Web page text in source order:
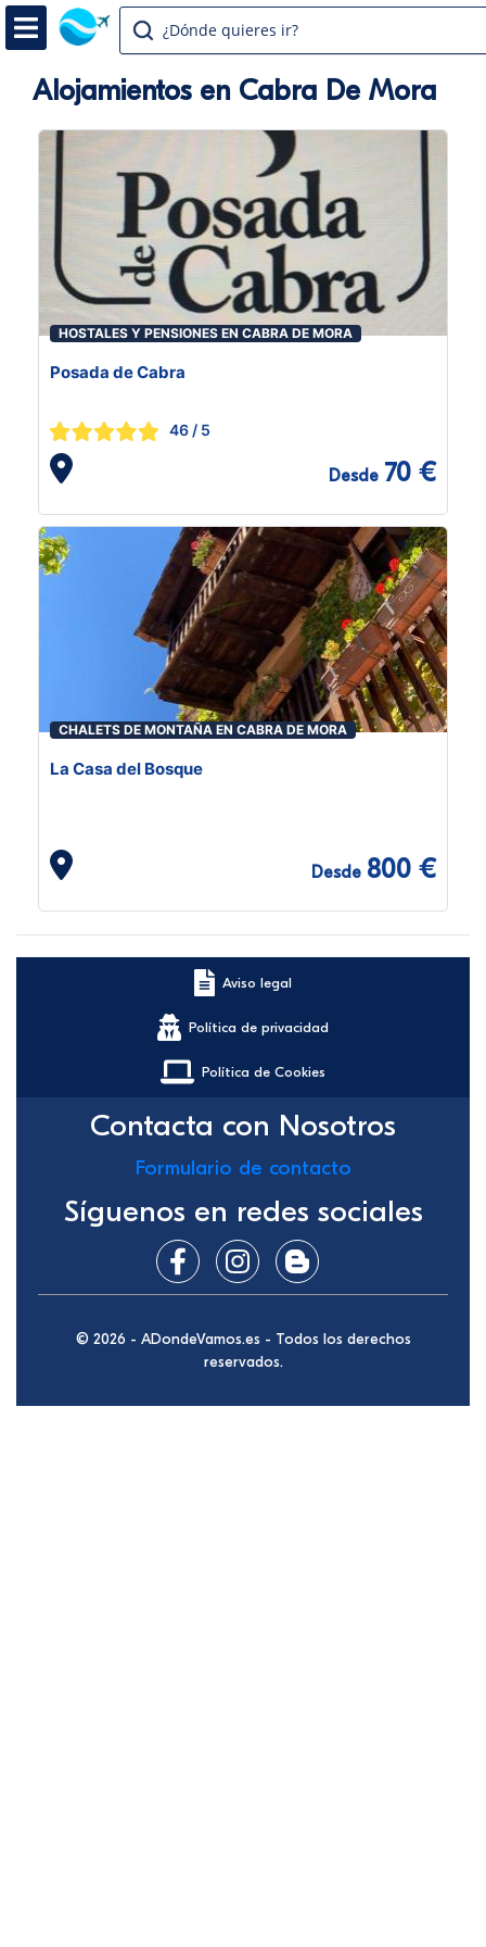
¿Dónde quieres ir?
Alojamientos en Cabra De Mora
HOSTALES Y PENSIONES EN CABRA DE MORA
Posada de Cabra
46 / 5
Desde 70 €
CHALETS DE MONTAÑA EN CABRA DE MORA
La Casa del Bosque
Desde 800 €
Aviso legal
Política de privacidad
Política de Cookies
Contacta con Nosotros
Formulario de contacto
Síguenos en redes sociales
© 2026 - ADondeVamos.es - Todos los derechos
reservados.